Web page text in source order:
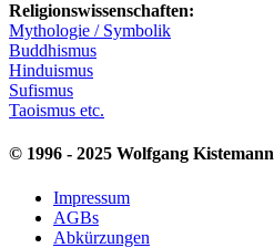
Religionswissenschaften:
Mythologie / Symbolik
Buddhismus
Hinduismus
Sufismus
Taoismus etc.
© 1996 - 2025 Wolfgang Kistemann
Impressum
AGBs
Abkürzungen